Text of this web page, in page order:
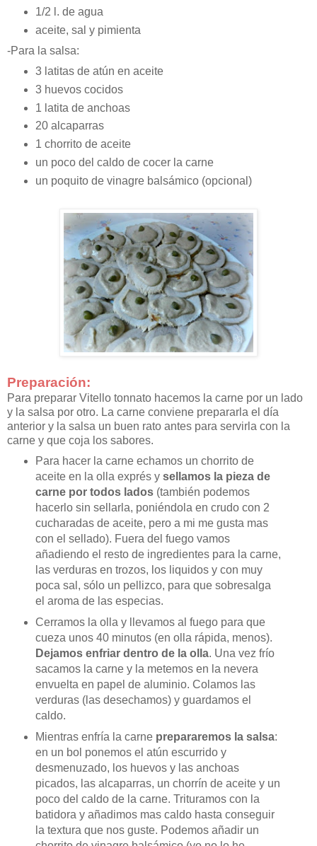
1/2 l. de agua
aceite, sal y pimienta
-Para la salsa:
3 latitas de atún en aceite
3 huevos cocidos
1 latita de anchoas
20 alcaparras
1 chorrito de aceite
un poco del caldo de cocer la carne
un poquito de vinagre balsámico (opcional)
Preparación:
Para preparar Vitello tonnato hacemos la carne por un lado
y la salsa por otro. La carne conviene prepararla el día
anterior y la salsa un buen rato antes para servirla con la
carne y que coja los sabores.
Para hacer la carne echamos un chorrito de
aceite en la olla exprés y sellamos la pieza de
carne por todos lados(también podemos
hacerlo sin sellarla, poniéndola en crudo con 2
cucharadas de aceite, pero a mi me gusta mas
con el sellado). Fuera del fuego vamos
añadiendo el resto de ingredientes para la carne,
las verduras en trozos, los liquidos y con muy
poca sal, sólo un pellizco, para que sobresalga
el aroma de las especias.
Cerramos la olla y llevamos al fuego para que
cueza unos 40 minutos (en olla rápida, menos).
Dejamos enfriar dentro de la olla. Una vez frío
sacamos la carne y la metemos en la nevera
envuelta en papel de aluminio. Colamos las
verduras (las desechamos) y guardamos el
caldo.
Mientras enfría la carne prepararemos la salsa:
en un bol ponemos el atún escurrido y
desmenuzado, los huevos y las anchoas
picados, las alcaparras, un chorrín de aceite y un
poco del caldo de la carne. Trituramos con la
batidora y añadimos mas caldo hasta conseguir
la textura que nos guste. Podemos añadir un